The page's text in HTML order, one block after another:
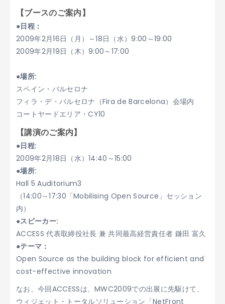
【ブースのご案内】
●日程：
2009年2月16日（月）～18日（水）9:00～19:00
2009年2月19日（木）9:00～17:00
●場所:
スペイン・バルセロナ
フィラ・デ・バルセロナ（Fira de Barcelona）会場内
コートヤードエリア・CY10
【講演のご案内】
●日程:
2009年2月18日（水）14:40～15:00
●場所:
Hall 5 Auditorium3
（14:00～17:30「Mobilising Open Source」セッション
内）
●スピーカー:
ACCESS 代表取締役社長 兼 共同最高経営責任者 鎌田 富久
●テーマ：
Open Source as the building block for efficient and
cost-effective innovation
なお、今回ACCESSは、MWC2009での出展に先駆けて、
ウィジェット・トータルソリューション「NetFront